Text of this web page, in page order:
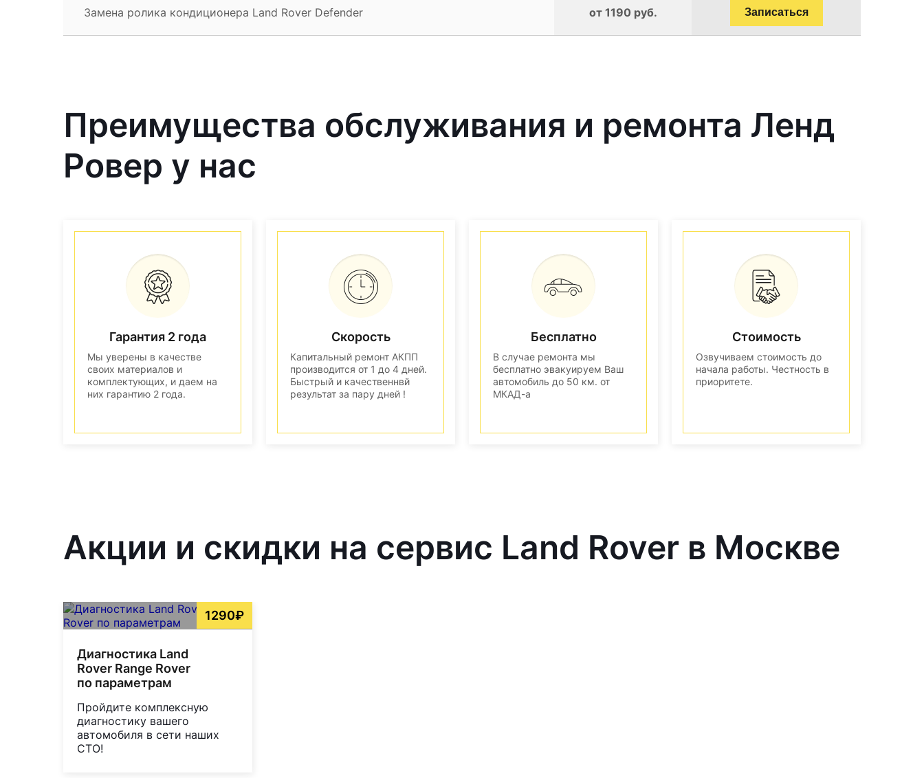
Замена ролика кондиционера Land Rover Defender от 1190 руб. Записаться
Преимущества обслуживания и ремонта Ленд
Ровер у нас
Гарантия 2 года
Мы уверены в качестве
своих материалов и
комплектующих, и даем на
них гарантию 2 года.
Скорость
Капитальный ремонт АКПП
производится от 1 до 4 дней.
Быстрый и качественнвй
результат за пару дней !
Бесплатно
В случае ремонта мы
бесплатно эвакуируем Ваш
автомобиль до 50 км. от
МКАД-а
Стоимость
Озвучиваем стоимость до
начала работы. Честность в
приоритете.
Акции и скидки на сервис Land Rover в Москве
1290₽
Диагностика Land
Rover Range Rover
по параметрам
Пройдите комплексную
диагностику вашего
автомобиля в сети наших
СТО!